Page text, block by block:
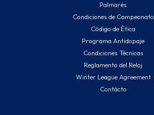
Palmarés
Condiciones de Campeonato
Código de Ética
Programa Antidopaje
Condiciones Técnicas
Reglamento del Reloj
Winter League Agreement
Contácto